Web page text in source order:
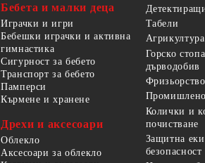
Бебета и малки деца
Играчки и игри
Бебешки играчки и активна
гимнастика
Сигурност за бебето
Транспорт за бебето
Памперси
Кърмене и хранене
Дрехи и аксесоари
Облекло
Аксесоари за облекло
Табели
Агрикултура
Горско
дърводобив
Колички и
почистване
Защитна